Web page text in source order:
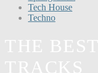
Tech House
Techno